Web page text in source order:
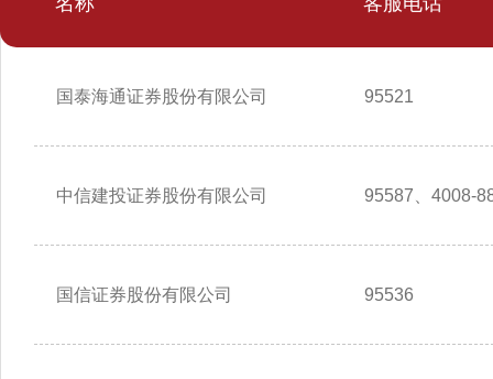
国泰海通证券股份有限公司 95521
中信建投证券股份有限公司 95587、4008-
国信证券股份有限公司 95536